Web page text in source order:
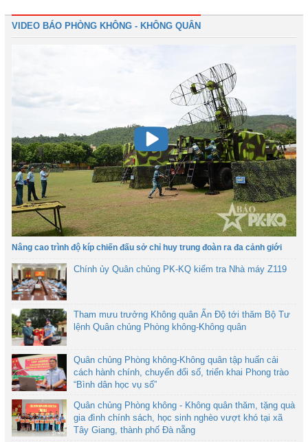
VIDEO BÁO PHÒNG KHÔNG - KHÔNG QUÂN
Nâng cao trình độ kíp chiến đấu sở chỉ huy trung đoàn ra đa cảnh giới
Chính ủy Quân chủng PK-KQ kiểm tra Nhà máy Z119
Tham mưu trưởng Không quân Ấn Độ tới thăm Bộ Tư
lệnh Quân chủng Phòng không-Không quân
Quân chủng Phòng không-Không quân tập huấn cải
cách hành chính, chuyển đổi số, triển khai Phong trào
“Bình dân học vụ số”
Quân chủng Phòng không - Không quân thăm, tặng quà
gia đình chính sách, học sinh nghèo vượt khó tại xã
Tây Giang, thành phố Đà nẵng